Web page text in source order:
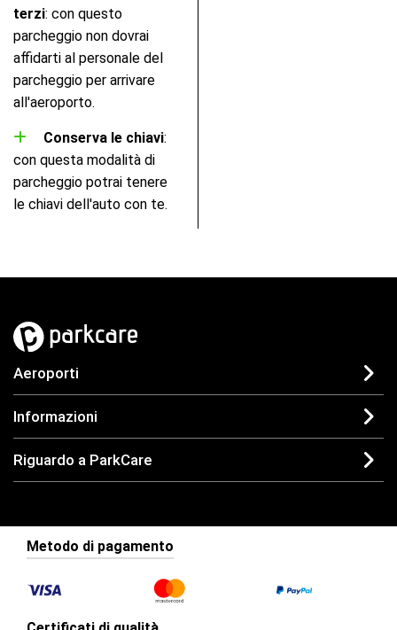
terzi: con questo
parcheggio non dovrai
affidarti al personale del
parcheggio per arrivare
all'aeroporto.
Conserva le chiavi:
con questa modalità di
parcheggio potrai tenere
le chiavi dell'auto con te.
Aeroporti
Informazioni
Riguardo a ParkCare
Metodo di pagamento